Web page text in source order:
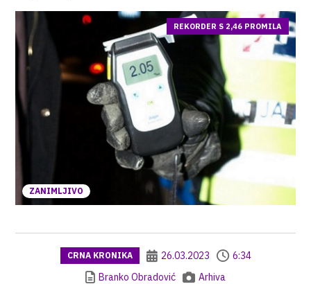
ZANIMLJIVO
REKORDER S 2,46 PROMILA
CRNA KRONIKA 26.03.2023
6:34
Branko Obradović
Arhiva